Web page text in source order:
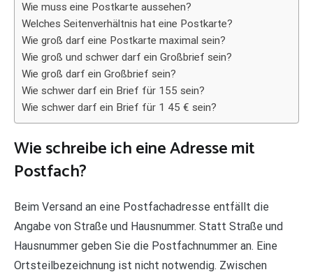
Wie muss eine Postkarte aussehen?
Welches Seitenverhältnis hat eine Postkarte?
Wie groß darf eine Postkarte maximal sein?
Wie groß und schwer darf ein Großbrief sein?
Wie groß darf ein Großbrief sein?
Wie schwer darf ein Brief für 155 sein?
Wie schwer darf ein Brief für 1 45 € sein?
Wie schreibe ich eine Adresse mit
Postfach?
Beim Versand an eine Postfachadresse entfällt die
Angabe von Straße und Hausnummer. Statt Straße und
Hausnummer geben Sie die Postfachnummer an. Eine
Ortsteilbezeichnung ist nicht notwendig. Zwischen